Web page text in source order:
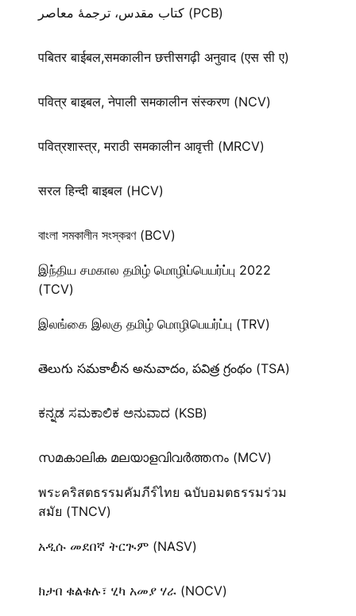
کتاب مقدس، ترجمۀ معاصر (PCB)
पबितर बाईबल,समकालीन छत्तीसगढ़ी अनुवाद (एस सी ए)
पवित्र बाइबल, नेपाली समकालीन संस्करण (NCV)
पवित्रशास्त्र, मराठी समकालीन आवृत्ती (MRCV)
सरल हिन्दी बाइबल (HCV)
বাংলা সমকালীন সংস্করণ (BCV)
இந்திய சமகால தமிழ் மொழிப்பெயர்ப்பு 2022
(TCV)
இலங்கை இலகு தமிழ் மொழிபெயர்ப்பு (TRV)
తెలుగు సమకాలీన అనువాదం, పవిత్ర గ్రంథం (TSA)
ಕನ್ನಡ ಸಮಕಾಲಿಕ ಅನುವಾದ (KSB)
സമകാലിക മലയാളവിവർത്തനം (MCV)
พระคริสตธรรมคัมภีร์ไทย ฉบับอมตธรรมร่วม
สมัย (TNCV)
አዲሱ መደበኛ ትርጒም (NASV)
ክታበ ቁልቁሉ፣ ሂካ አመያ ሃራ (NOCV)